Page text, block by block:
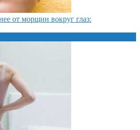
от морщин вокруг глаз: